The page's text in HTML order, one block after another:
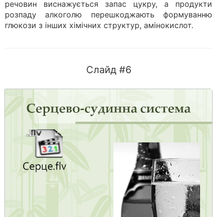
речовин виснажується запас цукру, а продукти
розпаду алкоголю перешкоджають формуванню
глюкози з інших хімічних структур, амінокислот.
Слайд #6